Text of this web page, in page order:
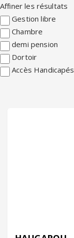
Affiner les résultats
Gestion libre
Chambre
demi pension
Dortoir
Accès Handicapés